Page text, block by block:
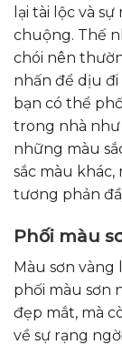
lại tài lộc và
chuộng. Thế
chói nên
nhấn để dịu
bạn có thể
trong nhà như
những màu
sắc màu khác,
tương phản
Phối màu
Màu sơn
phối màu sơn
đẹp mắt, mà
về sự rạng